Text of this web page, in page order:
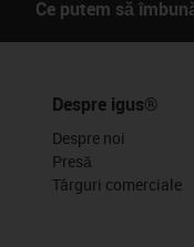
Ce putem să
Despre igus®
Despre noi
Presă
Târguri comerciale